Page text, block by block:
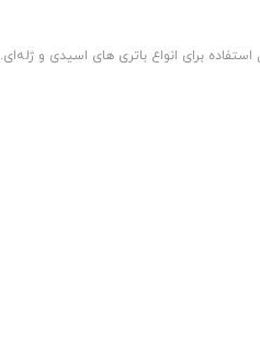
استفاده برای انواع باتری های اسیدی و ژله‌ای.